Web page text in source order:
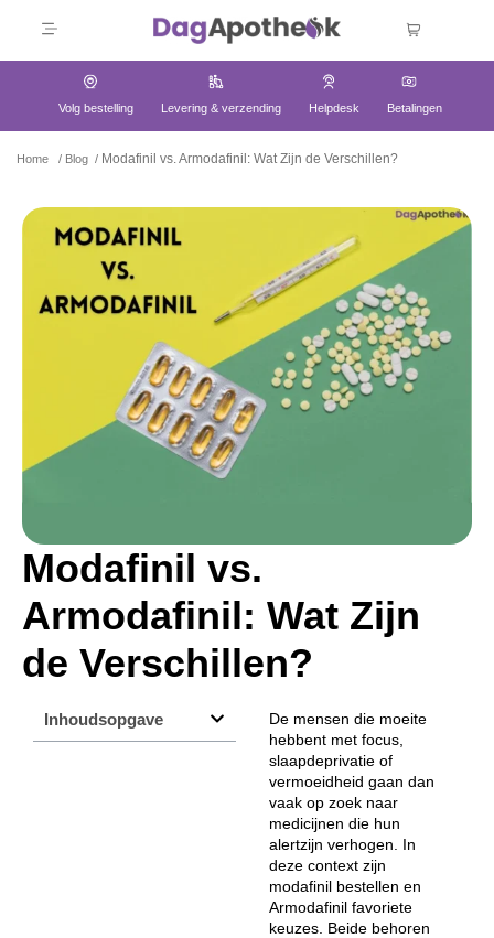
Volg bestelling Levering & verzending Helpdesk Betalingen
Home / Blog / Modafinil vs. Armodafinil: Wat Zijn de Verschillen?
Modafinil vs.
Armodafinil: Wat Zijn
de Verschillen?
Inhoudsopgave
De mensen die moeite
hebbent met focus,
slaapdeprivatie of
vermoeidheid gaan dan
vaak op zoek naar
medicijnen die hun
alertzijn verhogen. In
deze context zijn
modafinil bestellen en
Armodafinil favoriete
keuzes. Beide behoren